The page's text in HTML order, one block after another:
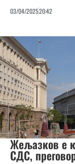
03/04/202520:42
Жељазков е
СДС,